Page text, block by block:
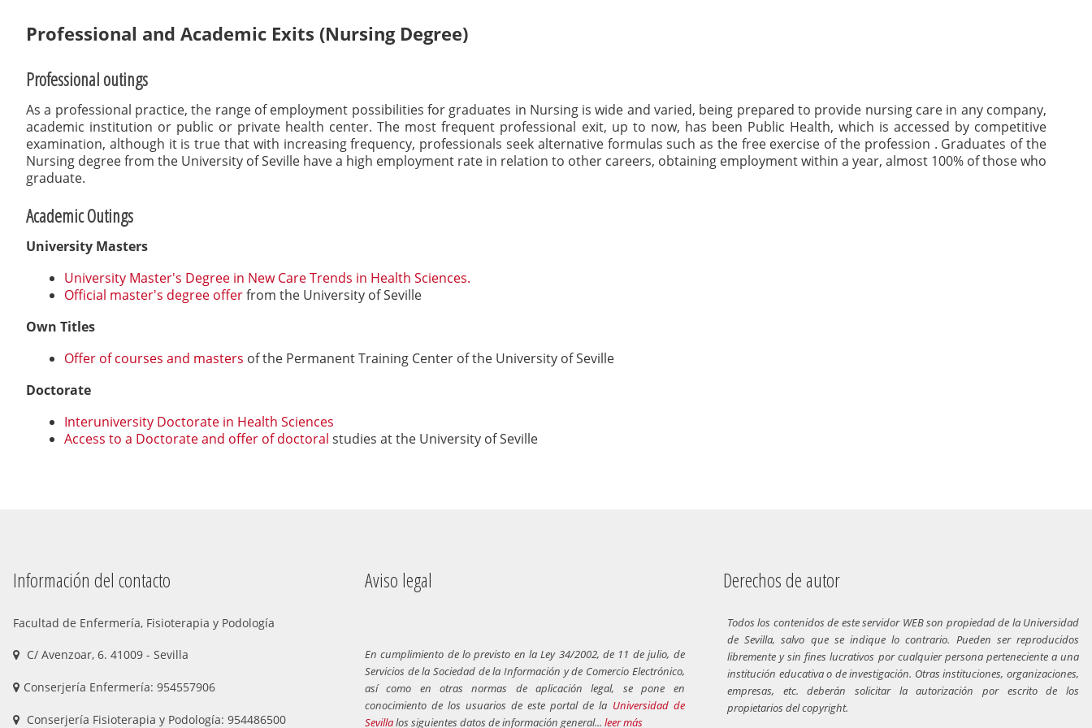
Professional and Academic Exits (Nursing Degree)
Professional outings
As a professional practice, the range of employment possibilities for graduates in Nursing is wide and varied, being prepared to provide nursing care in any company,
academic institution or public or private health center. The most frequent professional exit, up to now, has been Public Health, which is accessed by competitive
examination, although it is true that with increasing frequency, professionals seek alternative formulas such as the free exercise of the profession . Graduates of the
Nursing degree from the University of Seville have a high employment rate in relation to other careers, obtaining employment within a year, almost 100% of those who
graduate.
Academic Outings
University Masters
University Master's Degree in New Care Trends in Health Sciences.
Official master's degree offerfrom the University of Seville
Own Titles
Offer of courses and masters of the Permanent Training Center of the University of Seville
Doctorate
Interuniversity Doctorate in Health Sciences
Access to a Doctorate and offer of doctoral studies at the University of Seville
Información del contacto
Facultad de Enfermería, Fisioterapia y Podología
C/ Avenzoar, 6. 41009 - Sevilla
Conserjería Enfermería: 954557906
Conserjería Fisioterapia y Podología: 954486500
Aviso legal
En cumplimiento de lo previsto en la Ley 34/2002, de 11 de julio, de
Servicios de la Sociedad de la Información y de Comercio Electrónico,
así como en otras normas de aplicación legal, se pone en
conocimiento de los usuarios de este portal de la Universidad de
Sevillalos siguientes datos de información general... leer más
Derechos de autor
Todos los contenidos de este servidor WEB son propiedad de la Universidad
de Sevilla, salvo que se indique lo contrario. Pueden ser reproducidos
libremente y sin fines lucrativos por cualquier persona perteneciente a una
institución educativa o de investigación. Otras instituciones, organizaciones,
empresas, etc. deberán solicitar la autorización por escrito de los
propietarios del copyright.